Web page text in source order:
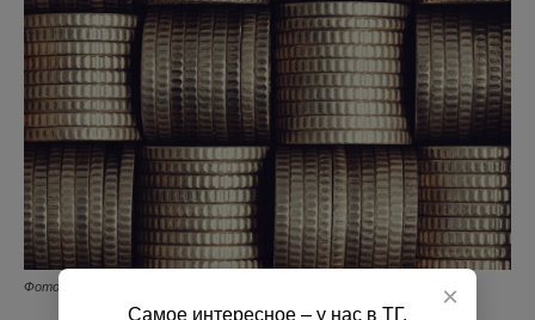
Фото: Freepik. ×
Самое интересное – у нас в ТГ.